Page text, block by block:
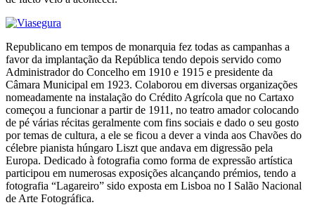
Republicano em tempos de monarquia fez todas as campanhas a
favor da implantação da República tendo depois servido como
Administrador do Concelho em 1910 e 1915 e presidente da
Câmara Municipal em 1923. Colaborou em diversas organizações
nomeadamente na instalação do Crédito Agrícola que no Cartaxo
começou a funcionar a partir de 1911, no teatro amador colocando
de pé várias récitas geralmente com fins sociais e dado o seu gosto
por temas de cultura, a ele se ficou a dever a vinda aos Chavões do
célebre pianista húngaro Liszt que andava em digressão pela
Europa. Dedicado à fotografia como forma de expressão artística
participou em numerosas exposições alcançando prémios, tendo a
fotografia “Lagareiro” sido exposta em Lisboa no I Salão Nacional
de Arte Fotográfica.